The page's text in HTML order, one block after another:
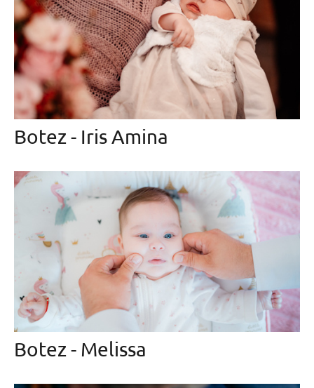
Botez - Iris Amina
Botez - Melissa